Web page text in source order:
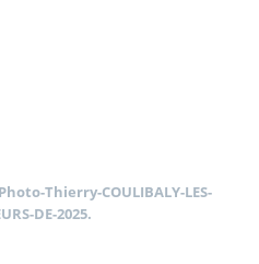
Thierry-COULIBALY-LES-
DE-2025.